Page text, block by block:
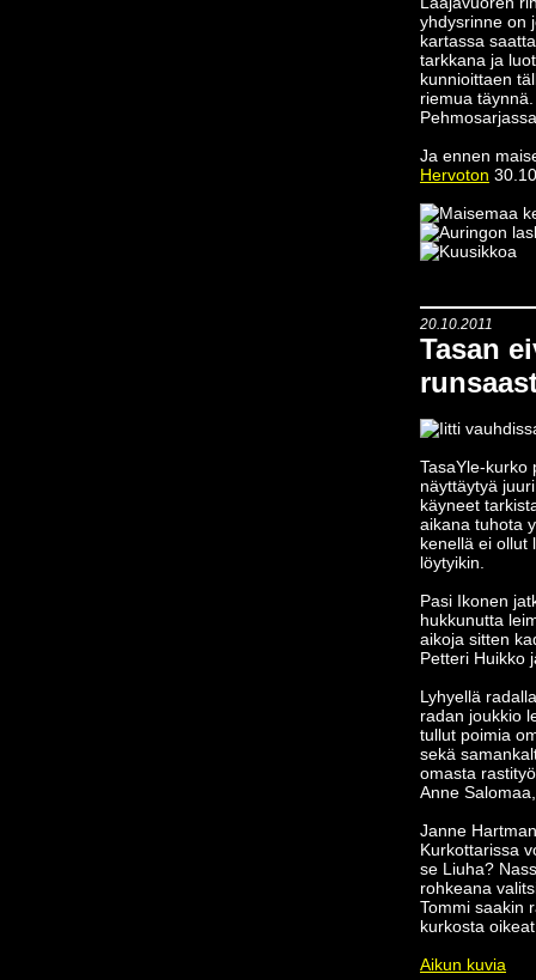
yhdysrinne on
kartassa
tarkkana ja
kunnioittaen
riemua
Ja ennen
Hervoton
20.10.2011
Tasan
TasaYle-kurko
näyttäytyä
käyneet
aikana tuhota
kenellä ei ollut
löytyikin.
Pasi Ikonen
hukkunutta
aikoja sitten
Petteri Huikko
Lyhyellä
radan joukkio
tullut poimia
sekä
omasta
Anne
Janne
Kurkottarissa
se Liuha?
rohkeana
Tommi saakin
kurkosta
Aikun kuvia